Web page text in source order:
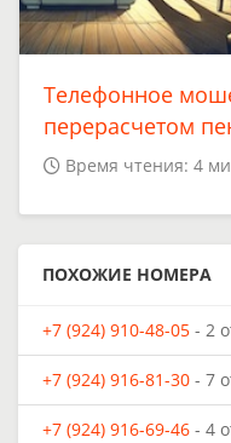
Телефонное
перерасчетом
Время чтения: 4
ПОХОЖИЕ НОМЕРА
+7 (924) 910-48-05 - 2
+7 (924) 916-81-30 - 7
+7 (924) 916-69-46 - 4